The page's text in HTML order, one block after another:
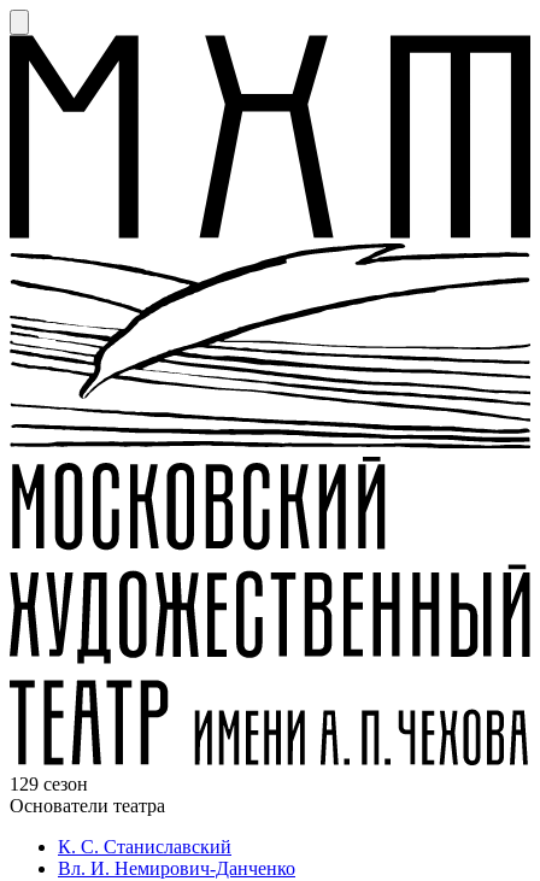
129 сезон
Основатели театра
К. С. Станиславский
Вл. И. Немирович-Данченко